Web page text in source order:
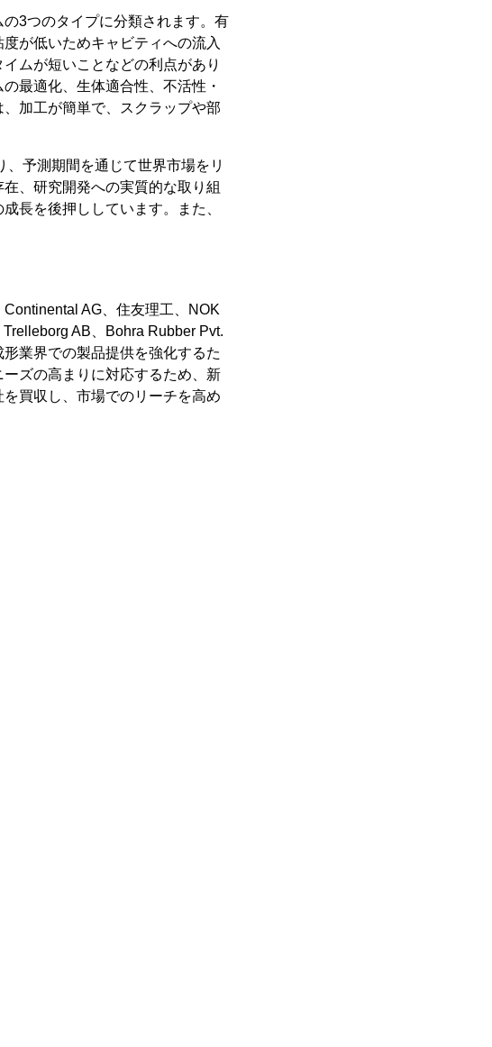
3つのタイプに分類されます。有
が低いためキャビティへの流入
ムが短いことなどの利点があり
最適化、生体適合性、不活性・
加工が簡単で、スクラップや部
予測期間を通じて世界市場をリ
、研究開発への実質的な取り組
長を後押ししています。また、
AG、住友理工、NOK
AB、Bohra Rubber Pvt.
業界での製品提供を強化するた
ズの高まりに対応するため、新
買収し、市場でのリーチを高め